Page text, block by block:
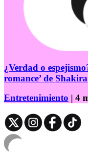
¿Verdad o
romance’ de Shakira
Entretenimiento | 4